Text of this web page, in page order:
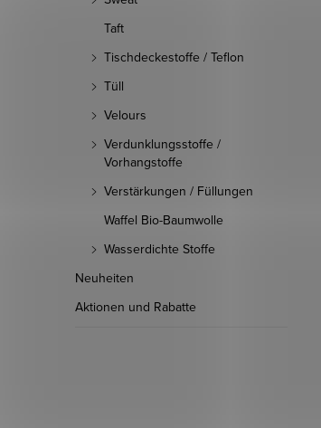
Taft
Tischdeckestoffe / Teflon
Tüll
Velours
Verdunklungsstoffe /
Vorhangstoffe
Verstärkungen / Füllungen
Waffel Bio-Baumwolle
Wasserdichte Stoffe
Neuheiten
Aktionen und Rabatte